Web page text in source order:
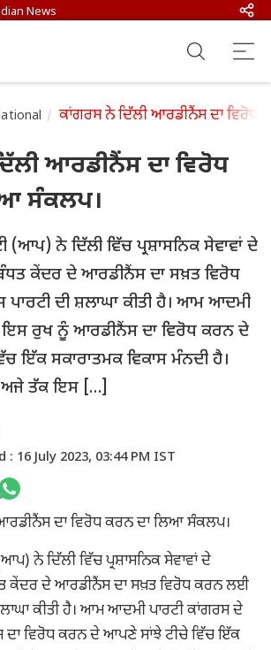
News
ਕਾਂਗਰਸ ਨੇ ਦਿੱਲੀ ਆਰਡੀਨੈਂਸ ਦਾ ਵਿਰੋਧ
ਆਰਡੀਨੈਂਸ ਦਾ ਵਿਰੋਧ
ਸੰਕਲਪ।
ਨੇ ਦਿੱਲੀ ਵਿੱਚ ਪ੍ਰਸ਼ਾਸਨਿਕ ਸੇਵਾਵਾਂ ਦੇ
ਕੇਂਦਰ ਦੇ ਆਰਡੀਨੈਂਸ ਦਾ ਸਖ਼ਤ ਵਿਰੋਧ
ਦੀ ਸ਼ਲਾਘਾ ਕੀਤੀ ਹੈ। ਆਮ ਆਦਮੀ
ਇਸ ਰੁਖ ਨੂੰ ਆਰਡੀਨੈਂਸ ਦਾ ਵਿਰੋਧ ਕਰਨ ਦੇ
ਇੱਕ ਸਕਾਰਾਤਮਕ ਵਿਕਾਸ ਮੰਨਦੀ ਹੈ।
ਅਜੇ ਤੱਕ ਇਸ […]
16 July 2023, 03:44 PM IST
ਨੇ ਦਿੱਲੀ ਵਿੱਚ ਪ੍ਰਸ਼ਾਸਨਿਕ ਸੇਵਾਵਾਂ ਦੇ
ਕੇਂਦਰ ਦੇ ਆਰਡੀਨੈਂਸ ਦਾ ਸਖ਼ਤ ਵਿਰੋਧ ਕਰਨ ਲਈ
ਕੀਤੀ ਹੈ। ਆਮ ਆਦਮੀ ਪਾਰਟੀ ਕਾਂਗਰਸ ਦੇ
ਵਿਰੋਧ ਕਰਨ ਦੇ ਆਪਣੇ ਸਾਂਝੇ ਟੀਚੇ ਵਿੱਚ ਇੱਕ